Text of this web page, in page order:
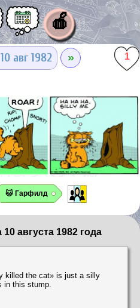
🍎
10 авг 1982 » 1
🐱 Гарфилд
августа 1982 года
killed the cat» is just a silly
in this stump.